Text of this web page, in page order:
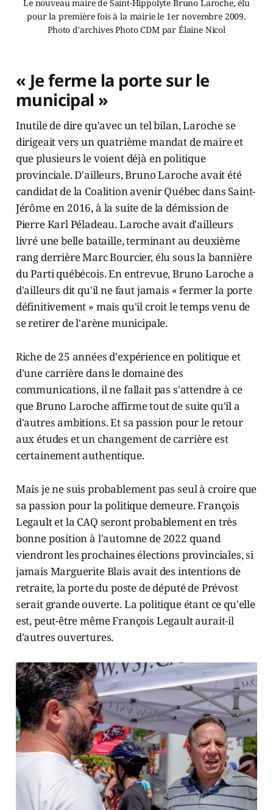
Le nouveau maire de Saint-Hippolyte Bruno Laroche, élu
pour la première fois à la mairie le 1er novembre 2009.
Photo d'archives Photo CDM par Élaine Nicol
« Je ferme la porte sur le
municipal »
Inutile de dire qu'avec un tel bilan, Laroche se
dirigeait vers un quatrième mandat de maire et
que plusieurs le voient déjà en politique
provinciale. D'ailleurs, Bruno Laroche avait été
candidat de la Coalition avenir Québec dans Saint-
Jérôme en 2016, à la suite de la démission de
Pierre Karl Péladeau. Laroche avait d'ailleurs
livré une belle bataille, terminant au deuxième
rang derrière Marc Bourcier, élu sous la bannière
du Parti québécois. En entrevue, Bruno Laroche a
d'ailleurs dit qu'il ne faut jamais « fermer la porte
définitivement » mais qu'il croit le temps venu de
se retirer de l'arène municipale.
Riche de 25 années d'expérience en politique et
d'une carrière dans le domaine des
communications, il ne fallait pas s'attendre à ce
que Bruno Laroche affirme tout de suite qu'il a
d'autres ambitions. Et sa passion pour le retour
aux études et un changement de carrière est
certainement authentique.
Mais je ne suis probablement pas seul à croire que
sa passion pour la politique demeure. François
Legault et la CAQ seront probablement en très
bonne position à l'automne de 2022 quand
viendront les prochaines élections provinciales, si
jamais Marguerite Blais avait des intentions de
retraite, la porte du poste de député de Prévost
serait grande ouverte. La politique étant ce qu'elle
est, peut-être même François Legault aurait-il
d'autres ouvertures.